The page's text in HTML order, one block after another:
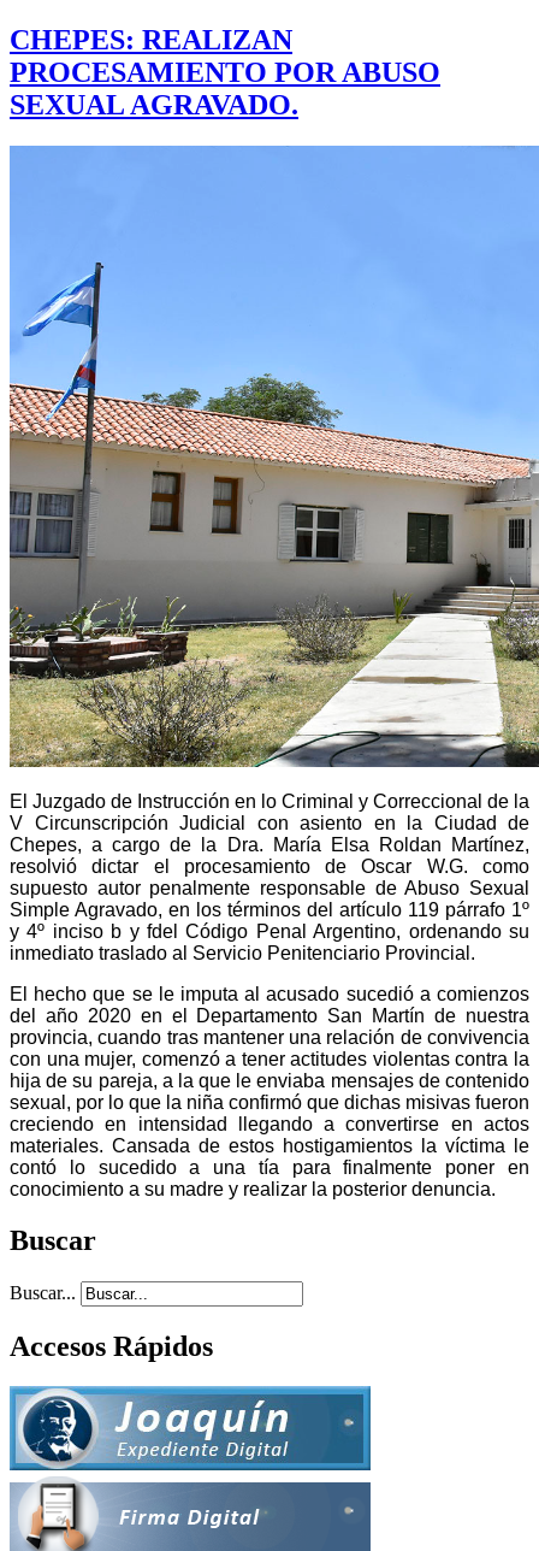
CHEPES: REALIZAN
PROCESAMIENTO POR ABUSO
SEXUAL AGRAVADO.
El Juzgado de Instrucción en lo Criminal y Correccional de la
V Circunscripción Judicial con asiento en la Ciudad de
Chepes, a cargo de la Dra. María Elsa Roldan Martínez,
resolvió dictar el procesamiento de Oscar W.G. como
supuesto autor penalmente responsable de Abuso Sexual
Simple Agravado, en los términos del artículo 119 párrafo 1º
y 4º inciso b y fdel Código Penal Argentino, ordenando su
inmediato traslado al Servicio Penitenciario Provincial.
El hecho que se le imputa al acusado sucedió a comienzos
del año 2020 en el Departamento San Martín de nuestra
provincia, cuando tras mantener una relación de convivencia
con una mujer, comenzó a tener actitudes violentas contra la
hija de su pareja, a la que le enviaba mensajes de contenido
sexual, por lo que la niña confirmó que dichas misivas fueron
creciendo en intensidad llegando a convertirse en actos
materiales. Cansada de estos hostigamientos la víctima le
contó lo sucedido a una tía para finalmente poner en
conocimiento a su madre y realizar la posterior denuncia.
Buscar
Buscar...
Accesos Rápidos